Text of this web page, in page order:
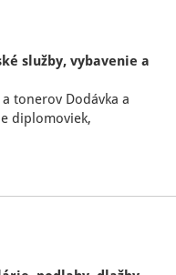
služby, vybavenie a
tonerov Dodávka a
diplomoviek,